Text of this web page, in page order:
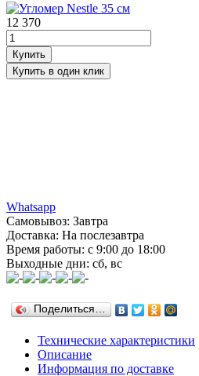
12 370
Whatsapp
Самовывоз: Завтра
Доставка: На послезавтра
Время работы: с 9:00 до 18:00
Выходные дни: сб, вс
Поделиться…
Технические характеристики
Описание
Информация по доставке